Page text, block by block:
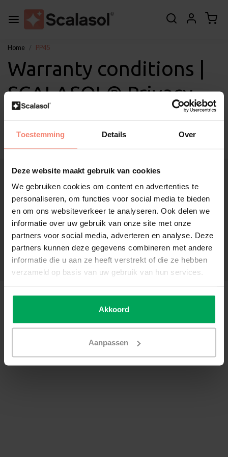
Toestemming Details Over
Deze website maakt gebruik van cookies
We gebruiken cookies om content en advertenties te
personaliseren, om functies voor social media te bieden
en om ons websiteverkeer te analyseren. Ook delen we
informatie over uw gebruik van onze site met onze
partners voor social media, adverteren en analyse. Deze
partners kunnen deze gegevens combineren met andere
informatie die u aan ze heeft verstrekt of die ze hebben
verzameld op basis van uw gebruik van hun services.
Akkoord
Aanpassen
Home PP45
Warranty conditions |
SCALASOL® Privacy
Window Film PP45
About Scalasol®
Applications
Service
Other
Customer Support
My account
Categories
Contact details